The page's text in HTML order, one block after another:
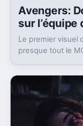
Avengers:
sur l’équipe
Le premier visuel
presque tout le
Wilson ?